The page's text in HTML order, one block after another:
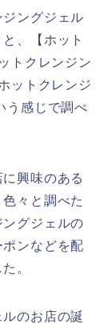
ングジェル
、【ホット
トクレンジン
ットクレンジ
う感じで調べ
興味のある
々と調べた
グジェルの
ンなどを配
。
のお店の誕